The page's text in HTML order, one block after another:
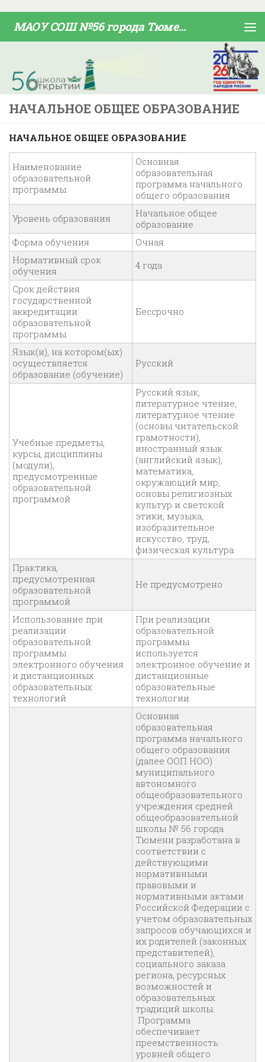
МАОУ СОШ №56 города Тюмени
НАЧАЛЬНОЕ ОБЩЕЕ ОБРАЗОВАНИЕ
НАЧАЛЬНОЕ ОБЩЕЕ ОБРАЗОВАНИЕ
Наименование
образовательной
программы
Основная
образовательная
программа начального
общего образования
Уровень образования
Начальное общее
образование
Форма обучения
Очная
Нормативный срок
обучения
4 года
Срок действия
государственной
аккредитации
образовательной
программы
Бессрочно
Язык(и), на котором(ых)
осуществляется
образование (обучение)
Русский
Учебные предметы,
курсы, дисциплины
(модули),
предусмотренные
образовательной
программой
Русский язык,
литературное чтение,
литературное чтение
(основы читательской
грамотности),
иностранный язык
(английский язык),
математика,
окружающий мир,
основы религиозных
культур и светской
этики, музыка,
изобразительное
искусство, труд,
физическая культура.
Практика,
предусмотренная
образовательной
программой
Не предусмотрено
Использование при
реализации
образовательной
программы
электронного обучения
и дистанционных
образовательных
технологий
При реализации
образовательной
программы
используется
электронное обучение и
дистанционные
образовательные
технологии
Основная
образовательная
программа начального
общего образования
(далее ООП НОО)
муниципального
автономного
общеобразовательного
учреждения средней
общеобразовательной
школы № 56 города
Тюмени разработана в
соответствии с
действующими
нормативными
правовыми и
нормативными актами
Российской Федерации с
учетом образовательных
запросов обучающихся и
их родителей (законных
представителей),
социального заказа
региона, ресурсных
возможностей и
образовательных
традиций школы.
Программа
обеспечивает
преемственность
уровней общего